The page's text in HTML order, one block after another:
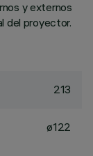
y externos
del proyector.
213
ø122